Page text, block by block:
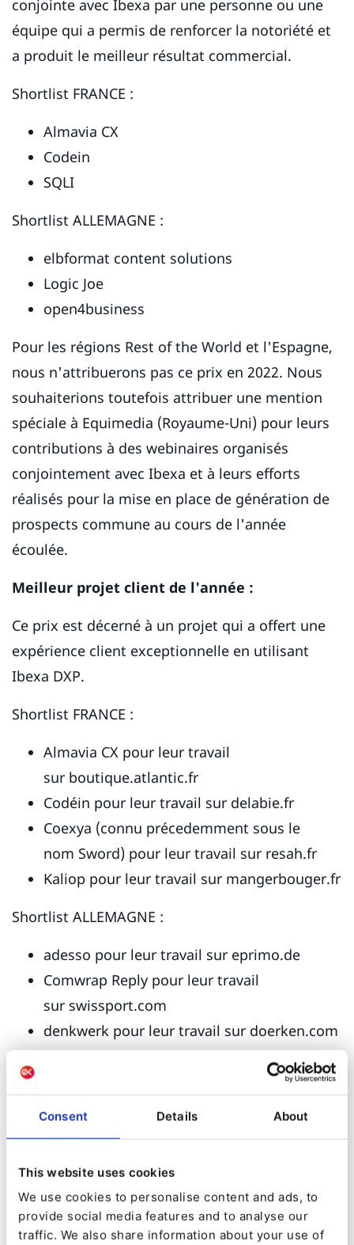
Consent Details About
This website uses cookies
We use cookies to personalise content and ads, to
provide social media features and to analyse our
traffic. We also share information about your use of
conjointe avec Ibexa par une personne ou une
équipe qui a permis de renforcer la notoriété et
a produit le meilleur résultat commercial.
Shortlist FRANCE :
Almavia CX
Codein
SQLI
Shortlist ALLEMAGNE :
elbformat content solutions
Logic Joe
open4business
Pour les régions Rest of the World et l'Espagne,
nous n'attribuerons pas ce prix en 2022. Nous
souhaiterions toutefois attribuer une mention
spéciale à Equimedia (Royaume-Uni) pour leurs
contributions à des webinaires organisés
conjointement avec Ibexa et à leurs efforts
réalisés pour la mise en place de génération de
prospects commune au cours de l'année
écoulée.
Meilleur projet client de l'année :
Ce prix est décerné à un projet qui a offert une
expérience client exceptionnelle en utilisant
Ibexa DXP.
Shortlist FRANCE :
Almavia CX pour leur travail
sur boutique.atlantic.fr
Codéin pour leur travail sur delabie.fr
Coexya (connu précedemment sous le
nom Sword) pour leur travail sur resah.fr
Kaliop pour leur travail sur mangerbouger.fr
Shortlist ALLEMAGNE :
adesso pour leur travail sur eprimo.de
Comwrap Reply pour leur travail
sur swissport.com
denkwerk pour leur travail sur doerken.com
Shortlist Régions Rest of The World :
Aplyca pour leur travail sur
sur ghadiscovery.com
Contextual Code pour leur travail
sur djj.state.fl.us